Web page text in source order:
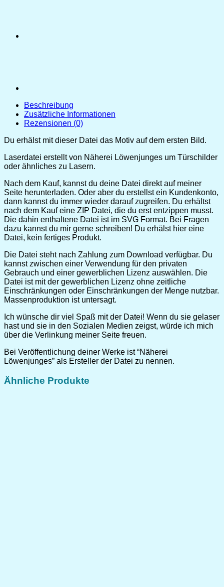
Beschreibung
Zusätzliche Informationen
Rezensionen (0)
Du erhälst mit dieser Datei das Motiv auf dem ersten Bild.
Laserdatei erstellt von Näherei Löwenjunges um Türschilder
oder ähnliches zu Lasern.
Nach dem Kauf, kannst du deine Datei direkt auf meiner
Seite herunterladen. Oder aber du erstellst ein Kundenkonto,
dann kannst du immer wieder darauf zugreifen. Du erhältst
nach dem Kauf eine ZIP Datei, die du erst entzippen musst.
Die dahin enthaltene Datei ist im SVG Format. Bei Fragen
dazu kannst du mir gerne schreiben! Du erhälst hier eine
Datei, kein fertiges Produkt.
Die Datei steht nach Zahlung zum Download verfügbar. Du
kannst zwischen einer Verwendung für den privaten
Gebrauch und einer gewerblichen Lizenz auswählen. Die
Datei ist mit der gewerblichen Lizenz ohne zeitliche
Einschränkungen oder Einschränkungen der Menge nutzbar.
Massenproduktion ist untersagt.
Ich wünsche dir viel Spaß mit der Datei! Wenn du sie gelaser
hast und sie in den Sozialen Medien zeigst, würde ich mich
über die Verlinkung meiner Seite freuen.
Bei Veröffentlichung deiner Werke ist “Näherei
Löwenjunges” als Ersteller der Datei zu nennen.
Ähnliche Produkte